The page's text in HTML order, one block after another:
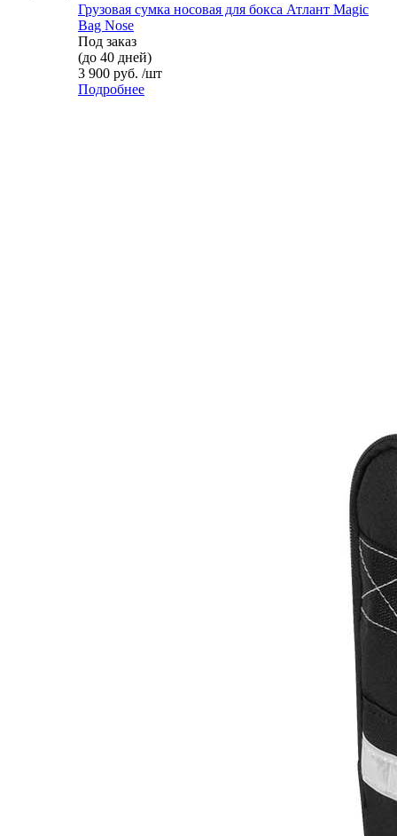
Грузовая сумка носовая для бокса Атлант Magic
Bag Nose
Под заказ
(до 40 дней)
3 900 руб. /шт
Подробнее